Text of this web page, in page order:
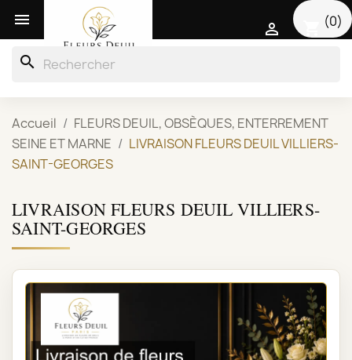
 (0)

search
Accueil
FLEURS DEUIL, OBSÈQUES, ENTERREMENT
SEINE ET MARNE
LIVRAISON FLEURS DEUIL VILLIERS-
SAINT-GEORGES
LIVRAISON FLEURS DEUIL VILLIERS-
SAINT-GEORGES